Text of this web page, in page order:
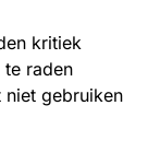
kritiek
raden
niet gebruiken